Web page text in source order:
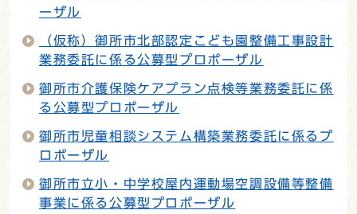
ーザル
（仮称）御所市北部認定こども園整備工事設計
業務委託に係る公募型プロポーザル
御所市介護保険ケアプラン点検等業務委託に係
る公募型プロポーザル
御所市児童相談システム構築業務委託に係るプ
ロポーザル
御所市立小・中学校屋内運動場空調設備等整備
事業に係る公募型プロポーザル